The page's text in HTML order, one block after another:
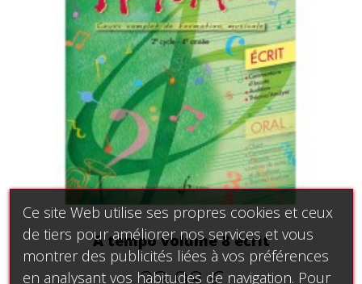
A tempo volume 8 écrit
Ce site Web utilise ses propres cookies et ceux
de tiers pour améliorer nos services et vous
montrer des publicités liées à vos préférences
en analysant vos habitudes de navigation. Pour